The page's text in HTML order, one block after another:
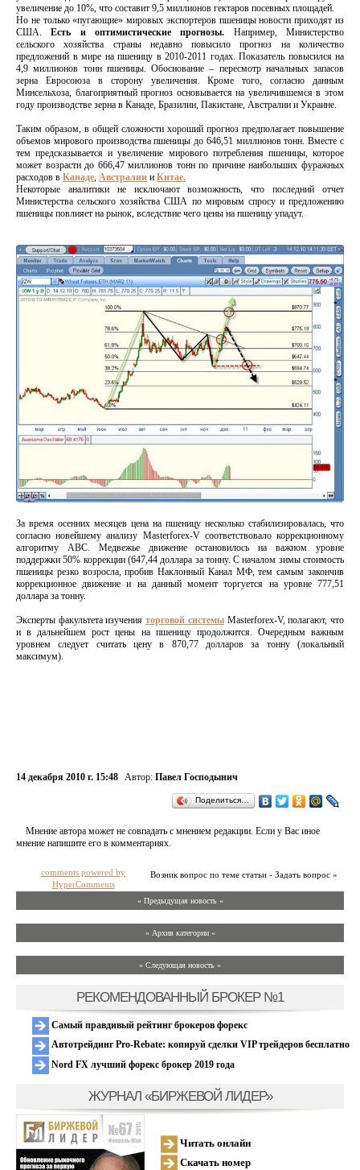
увеличение до 10%, что составит 9,5 миллионов гектаров посевных площадей.
Но не только «пугающие» мировых экспортеров пшеницы новости приходят из
США. Есть и оптимистические прогнозы. Например, Министерство
сельского хозяйства страны недавно повысило прогноз на количество
предложений в мире на пшеницу в 2010-2011 годах. Показатель повысился на
4,9 миллионов тонн пшеницы. Обоснование – пересмотр начальных запасов
зерна Евросоюза в сторону увеличения. Кроме того, согласно данным
Минсельхоза, благоприятный прогноз основывается на увеличившемся в этом
году производстве зерна в Канаде, Бразилии, Пакистане, Австралии и Украине.
Таким образом, в общей сложности хороший прогноз предполагает повышение
объемов мирового производства пшеницы до 646,51 миллионов тонн. Вместе с
тем предсказывается и увеличение мирового потребления пшеницы, которое
может возрасти до 666,47 миллионов тонн по причине наибольших фуражных
расходов в Канаде, Австралии и Китае.
Некоторые аналитики не исключают возможность, что последний отчет
Министерства сельского хозяйства США по мировым спросу и предложению
пшеницы повлияет на рынок, вследствие чего цены на пшеницу упадут.
За время осенних месяцев цена на пшеницу несколько стабилизировалась, что
согласно новейшему анализу Masterforex-V соответствовало коррекционному
алгоритму АВС. Медвежье движение остановилось на важном уровне
поддержки 50% коррекции (647,44 доллара за тонну. С началом зимы стоимость
пшеницы резко возросла, пробив Наклонный Канал МФ, тем самым закончив
коррекционное движение и на данный момент торгуется на уровне 777,51
доллара за тонну.
Эксперты факультета изученияторговой системыMasterforex-V, полагают, что
и в дальнейшем рост цены на пшеницу продолжится. Очередным важным
уровнем следует считать цену в 870,77 долларов за тонну (локальный
максимум).
14 декабря 2010 г. 15:48 Автор: Павел Господынич
Поделиться…
Мнение автора может не совпадать с мнением редакции. Если у Вас иное
мнение напишите его в комментариях.
Возник вопрос по теме статьи - Задать вопрос »
comments powered by
HyperComments
« Предыдущая новость «
» Архив категории «
» Следующая новость »
РЕКОМЕНДОВАННЫЙ БРОКЕР №1
Самый правдивый рейтинг брокеров форекс
Автотрейдинг Pro-Rebate: копируй сделки VIP трейдеров бесплатно
Nord FX лучший форекс брокер 2019 года
ЖУРНАЛ «БИРЖЕВОЙ ЛИДЕР»
Читать онлайн
Скачать номер